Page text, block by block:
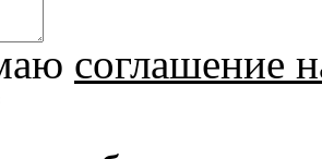
соглашение